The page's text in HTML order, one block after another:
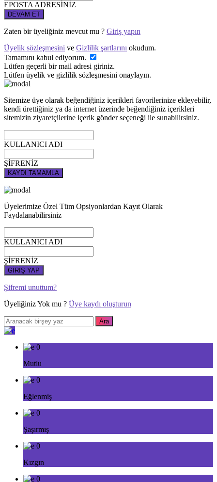
EPOSTA ADRESİNİZ
DEVAM ET
Zaten bir üyeliğiniz mevcut mu ? Giriş yapın
Üyelik sözleşmesini ve Gizlilik şartlarını okudum.
Tamamını kabul ediyorum.
Lütfen geçerli bir mail adresi giriniz.
Lütfen üyelik ve gizlilik sözleşmesini onaylayın.
Sitemize üye olarak beğendiğiniz içerikleri favorilerinize ekleyebilir,
kendi ürettiğiniz ya da internet üzerinde beğendiğiniz içerikleri
sitemizin ziyaretçilerine içerik gönder seçeneği ile sunabilirsiniz.
KULLANICI ADI
ŞİFRENİZ
KAYDI TAMAMLA
Üyelerimize Özel Tüm Opsiyonlardan Kayıt Olarak
Faydalanabilirsiniz
KULLANICI ADI
ŞİFRENİZ
GİRİŞ YAP
Şifremi unuttum?
Üyeliğiniz Yok mu ? Üye kaydı oluşturun
0
Mutlu
0
Eğlenmiş
0
Şaşırmış
0
Kızgın
0